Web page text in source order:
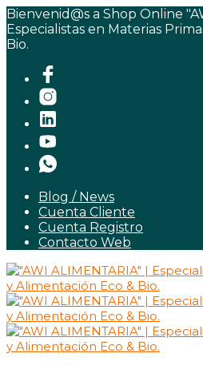
Bienvenid@s a Shop Online
Especialistas en Materias
Bio.
Blog / News
Cuenta Cliente
Cuenta Registro
Contacto Web